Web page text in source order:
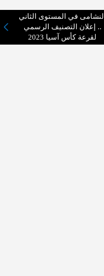
النشامى في المستوى الثاني
.. إعلان التصنيف الرسمي
لقرعة كأس آسيا 2023